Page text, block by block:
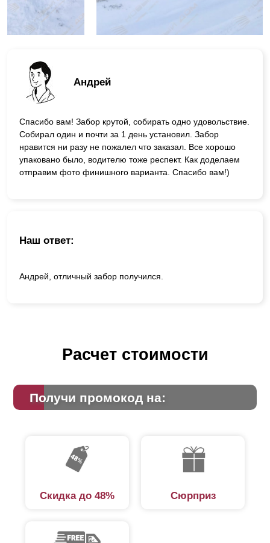
Андрей
Спасибо вам! Забор крутой, собирать одно удовольствие.
Собирал один и почти за 1 день установил. Забор
нравится ни разу не пожалел что заказал. Все хорошо
упаковано было, водителю тоже респект. Как доделаем
отправим фото финишного варианта. Спасибо вам!)
Наш ответ:
Андрей, отличный забор получился.
Расчет стоимости
Получи промокод на:
Скидка до 48% Сюрприз